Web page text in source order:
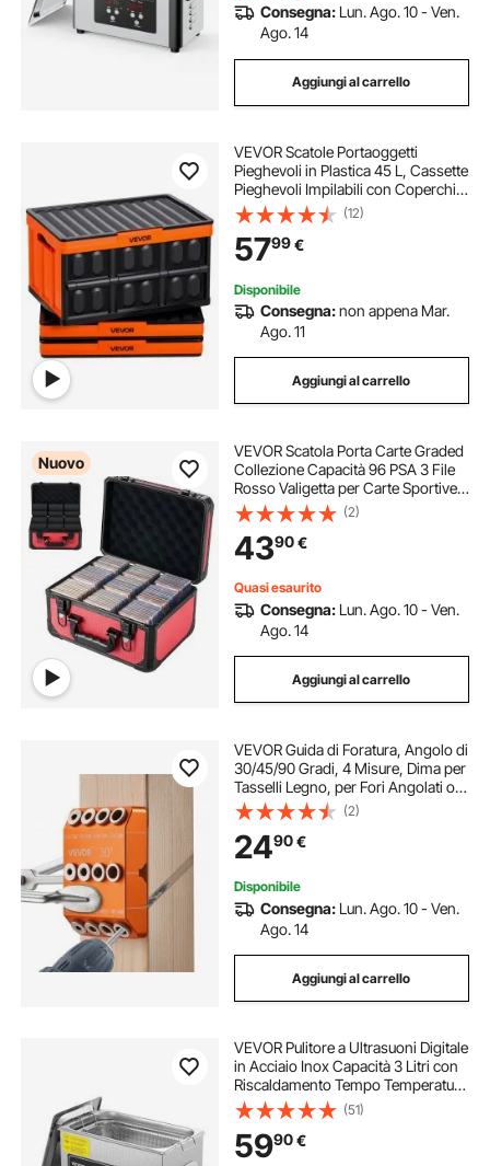
Consegna: Lun. Ago. 10 - Ven.
Ago. 14
Aggiungi al carrello
VEVOR Scatole Portaoggetti
Pieghevoli in Plastica 45 L, Cassette
Pieghevoli Impilabili con Coperchio
e Maniglie, Set da 3 PZ, Portata
Massima 20 kg, Cesti Contenitori
Pieghevoli Salvaspazio e Robusti
(12)
5799€
Disponibile
Consegna:non appena Mar.
Ago. 11
Aggiungi al carrello
Nuovo
VEVOR Scatola Porta Carte Graded
Collezione Capacità 96 PSA 3 File
Rosso Valigetta per Carte Sportive
da Gioco, 76 SGC 85 BGS 348
Toploaders, Angoli Rinforzati in
Lega di Alluminio, Pannello in MDF
(2)
4390€
Quasi esaurito
Consegna: Lun. Ago. 10 - Ven.
Ago. 14
Aggiungi al carrello
VEVOR Guida di Foratura, Angolo di
30/45/90 Gradi, 4 Misure, Dima per
Tasselli Legno, per Fori Angolati od
Orizzontali, Lega di Alluminio, per
Ringhiere per Cavi di Ponti,
Corrimano per Scale
(2)
2490€
Disponibile
Consegna: Lun. Ago. 10 - Ven.
Ago. 14
Aggiungi al carrello
VEVOR Pulitore a Ultrasuoni Digitale
in Acciaio Inox Capacità 3 Litri con
Riscaldamento Tempo Temperatura
Regolabile, Macchina Pulitrice a
Ultrasuoni da Gioielli Occhiali
Orologi Laboratorio Clinico
(51)
5990€